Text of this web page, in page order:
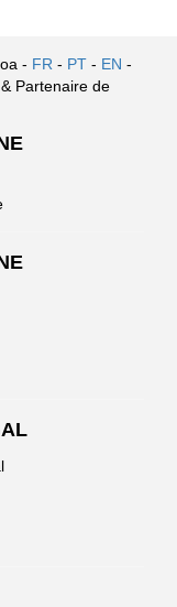
- FR - PT - EN -
& Partenaire de